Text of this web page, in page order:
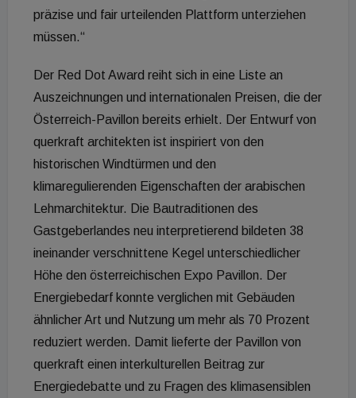
präzise und fair urteilenden Plattform unterziehen
müssen.“
Der Red Dot Award reiht sich in eine Liste an
Auszeichnungen und internationalen Preisen, die der
Österreich-Pavillon bereits erhielt. Der Entwurf von
querkraft architekten ist inspiriert von den
historischen Windtürmen und den
klimaregulierenden Eigenschaften der arabischen
Lehmarchitektur. Die Bautraditionen des
Gastgeberlandes neu interpretierend bildeten 38
ineinander verschnittene Kegel unterschiedlicher
Höhe den österreichischen Expo Pavillon. Der
Energiebedarf konnte verglichen mit Gebäuden
ähnlicher Art und Nutzung um mehr als 70 Prozent
reduziert werden. Damit lieferte der Pavillon von
querkraft einen interkulturellen Beitrag zur
Energiedebatte und zu Fragen des klimasensiblen